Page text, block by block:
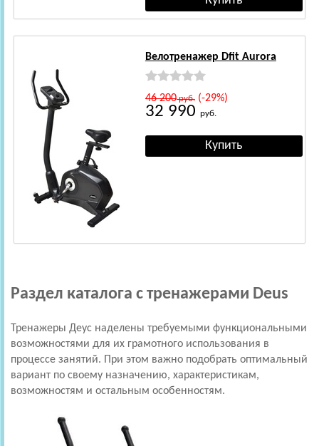
Велотренажер Dfit Aurora
46 200руб.(-29%)
32 990 руб.
Раздел каталога с тренажерами Deus
Тренажеры Деус наделены требуемыми функциональными
возможностями для их грамотного использования в
процессе занятий. При этом важно подобрать оптимальный
вариант по своему назначению, характеристикам,
возможностям и остальным особенностям.